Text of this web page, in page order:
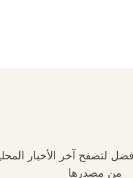
لتصفح آخر الأخبار
من مصدرها